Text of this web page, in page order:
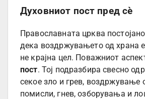
Духовниот пост пред сè
Православната црква
дека воздржувањето од храна
не крајна цел. Поважниот
пост. Тој подразбира свесно
секое зло и грев, воздржување
помисли, гнев, озборувања и